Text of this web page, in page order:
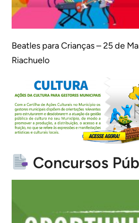
Beatles para Crianças – 25 de
Riachuelo
Concursos